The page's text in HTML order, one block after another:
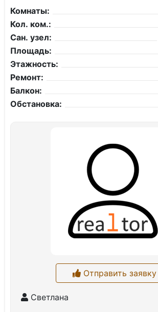
Комнаты:
Кол. ком.:
Сан. узел:
Площадь:
Этажность:
Ремонт:
Балкон:
Обстановка:
Отправить заявку
Светлана